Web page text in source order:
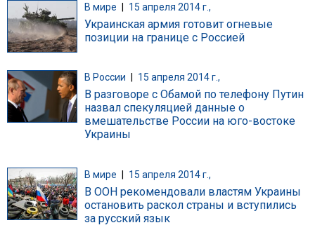
В мире 15 апреля 2014 г.,
Украинская армия готовит огневые
позиции на границе с Россией
В России 15 апреля 2014 г.,
В разговоре с Обамой по телефону Путин
назвал спекуляцией данные о
вмешательстве России на юго-востоке
Украины
В мире | 15 апреля 2014 г.,
В ООН рекомендовали властям Украины
остановить раскол страны и вступились
за русский язык